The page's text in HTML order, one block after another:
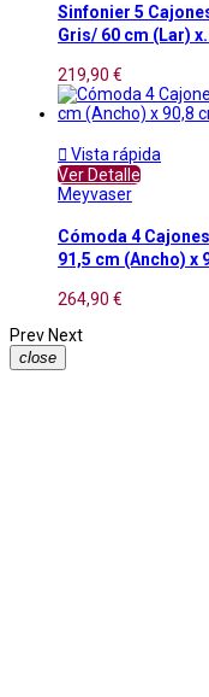
Sinfonier 5
Gris/ 60 cm (Lar)
219,90 €
 Vista rápida
Ver Detalle
Meyvaser
Cómoda 4
91,5 cm (Ancho) x
264,90 €
Prev Next
close